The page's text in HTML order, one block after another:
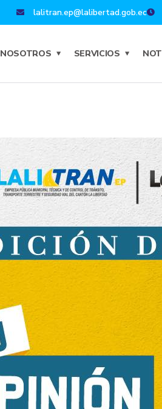
lalitran.ep@lalibertad.gob.ec
NOSOTROS SERVICIOS